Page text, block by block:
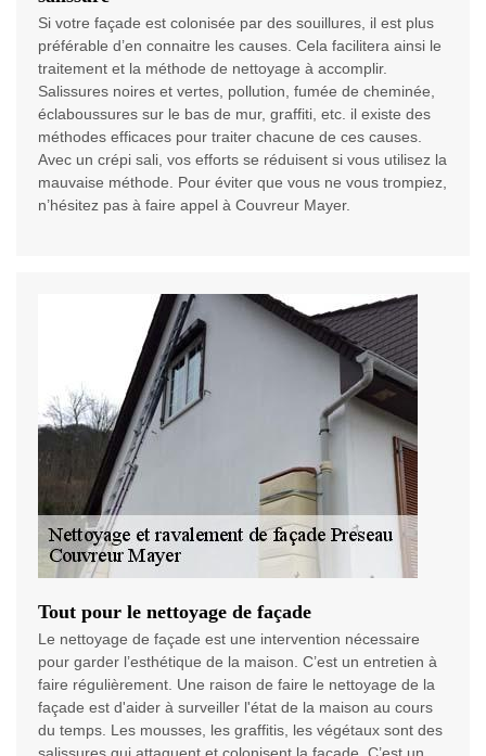
Si votre façade est colonisée par des souillures, il est plus
préférable d’en connaitre les causes. Cela facilitera ainsi le
traitement et la méthode de nettoyage à accomplir.
Salissures noires et vertes, pollution, fumée de cheminée,
éclaboussures sur le bas de mur, graffiti, etc. il existe des
méthodes efficaces pour traiter chacune de ces causes.
Avec un crépi sali, vos efforts se réduisent si vous utilisez la
mauvaise méthode. Pour éviter que vous ne vous trompiez,
n’hésitez pas à faire appel à Couvreur Mayer.
Tout pour le nettoyage de façade
Le nettoyage de façade est une intervention nécessaire
pour garder l’esthétique de la maison. C’est un entretien à
faire régulièrement. Une raison de faire le nettoyage de la
façade est d'aider à surveiller l'état de la maison au cours
du temps. Les mousses, les graffitis, les végétaux sont des